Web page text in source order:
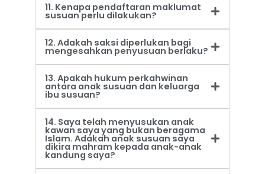
11. Kenapa pendaftaran maklumat
susuan perlu dilakukan?
12. Adakah saksi diperlukan bagi
mengesahkan penyusuan berlaku?
13. Apakah hukum perkahwinan
antara anak susuan dan keluarga
ibu susuan?
14. Saya telah menyusukan anak
kawan saya yang bukan beragama
Islam. Adakah anak susuan saya
dikira mahram kepada anak-anak
kandung saya?